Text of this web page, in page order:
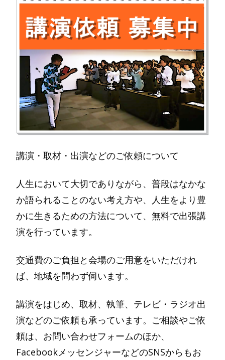
講演・取材・出演などのご依頼について
人生において大切でありながら、普段はなかな
か語られることのない考え方や、人生をより豊
かに生きるための方法について、無料で出張講
演を行っています。
交通費のご負担と会場のご用意をいただけれ
ば、地域を問わず伺います。
講演をはじめ、取材、執筆、テレビ・ラジオ出
演などのご依頼も承っています。ご相談やご依
頼は、お問い合わせフォームのほか、
FacebookメッセンジャーなどのSNSからもお